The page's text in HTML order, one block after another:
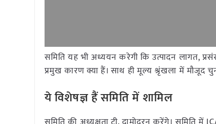
समिति यह भी अध्ययन करेगी कि उत्पादन लागत,
प्रमुख कारण क्या हैं। साथ ही मूल्य श्रृंखला में मौजूद
ये विशेषज्ञ हैं समिति में शामिल